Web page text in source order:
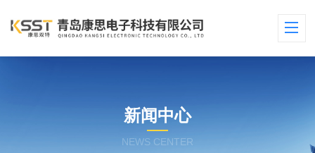
新闻中心
NEWS CENTER